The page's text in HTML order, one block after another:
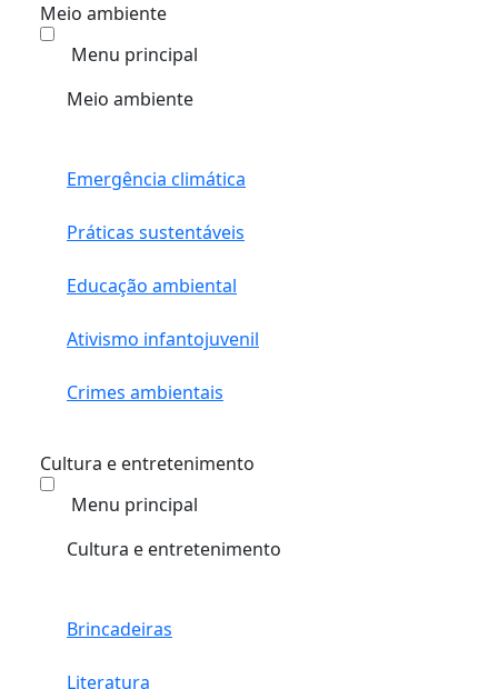
Meio ambiente
Menu principal
Meio ambiente
Emergência climática
Práticas sustentáveis
Educação ambiental
Ativismo infantojuvenil
Crimes ambientais
Cultura e entretenimento
Menu principal
Cultura e entretenimento
Brincadeiras
Literatura